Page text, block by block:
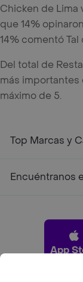
Chicken de Lima
que 14%
14% comentó
Del total de
más importantes
máximo de 5.
Top Marcas y
Encuéntranos
App